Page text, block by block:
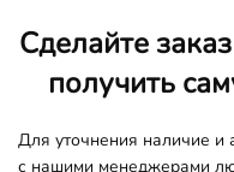
Сделайте
получить
Для уточнения наличие и
с нашими менеджерами